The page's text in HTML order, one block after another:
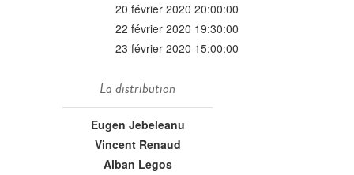
20 février 2020 20:00:00
22 février 2020 19:30:00
23 février 2020 15:00:00
La distribution
Eugen Jebeleanu
Vincent Renaud
Alban Legos